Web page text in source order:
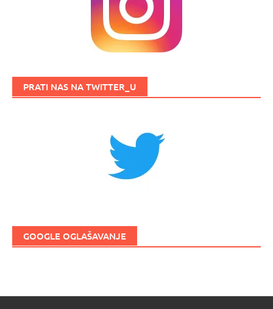
PRATI NAS NA TWITTER_U
GOOGLE OGLAŠAVANJE